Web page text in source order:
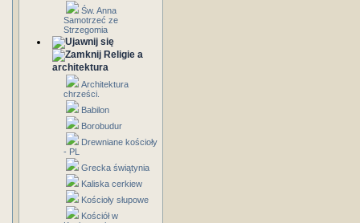
Św. Anna
Samotrzeć ze
Strzegomia
Religie a
architektura
Architektura
chrześci.
Babilon
Borobudur
Drewniane kościoły
- PL
Grecka świątynia
Kaliska cerkiew
Kościoły słupowe
Kościół w